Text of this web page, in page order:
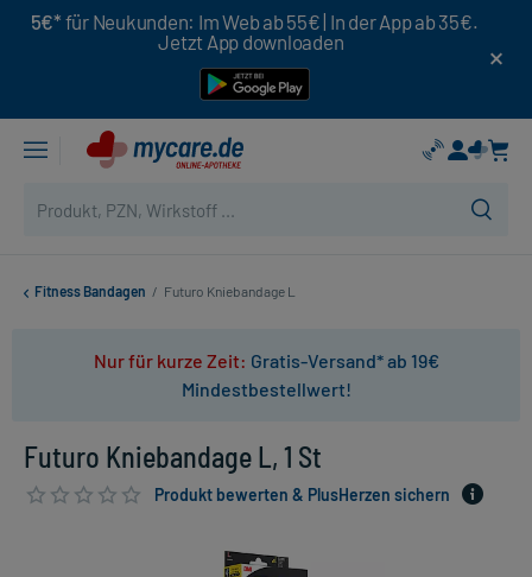
5€* für Neukunden: Im Web ab 55€ | In der App ab 35€.
Jetzt App downloaden
Fitness Bandagen / Futuro Kniebandage L
Nur für kurze Zeit: Gratis-Versand* ab 19€
Mindestbestellwert!
Futuro Kniebandage L, 1 St
Produkt bewerten & PlusHerzen sichern